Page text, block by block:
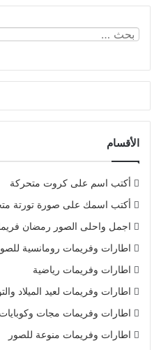
الأقسام
أكتب اسم على كروت متحركة
أكتب اسمك على صورة تورتة
اجمل واحلى الصور رمضان
اطارات وفريمات رومانسية
اطارات وفريمات رياضية
اطارات وفريمات لعيد الميلاد
اطارات وفريمات مجات وكوبايات
اطارات وفريمات منوعة للصور